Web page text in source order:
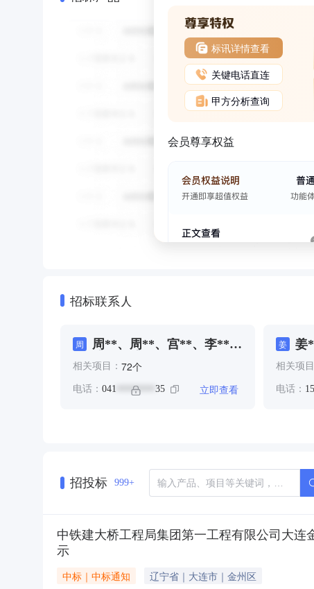
标讯详情查看
关键电话直连
甲方分析查询
会员尊享权益
招标联系人
周
周**、周**、宫**、李**、
相关项目： 72个
电话： 041 ******** 35 立即查看
姜 姜*
相关项目
电话：
招投标 999+
中铁建大桥工程局集团第一工程有限公司大
示
中标｜中标通知
辽宁省｜大连市｜金州区